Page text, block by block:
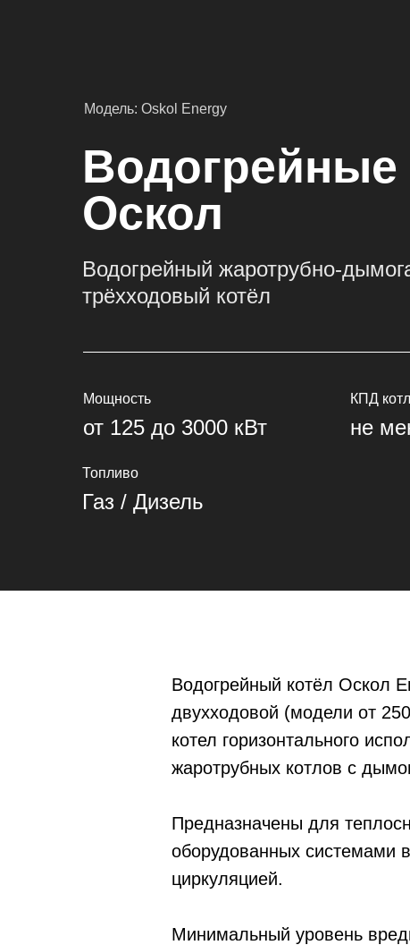
Водогрейные
Оскол
Модель: Oskol Energy
Водогрейный жаротрубно-
трёхходовый котёл
Мощность
от 125 до 3000 кВт
КПД
не
Топливо
Газ / Дизель
Водогрейный котёл Оскол
двухходовой (модели от
котел горизонтального
жаротрубных котлов с
Предназначены для
оборудованных системами
циркуляцией.
Минимальный уровень